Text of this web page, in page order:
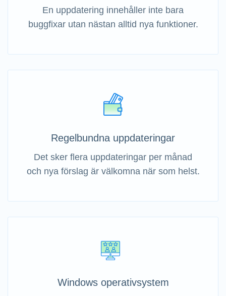
En uppdatering innehåller inte bara
buggfixar utan nästan alltid nya funktioner.
Regelbundna uppdateringar
Det sker flera uppdateringar per månad
och nya förslag är välkomna när som helst.
Windows operativsystem